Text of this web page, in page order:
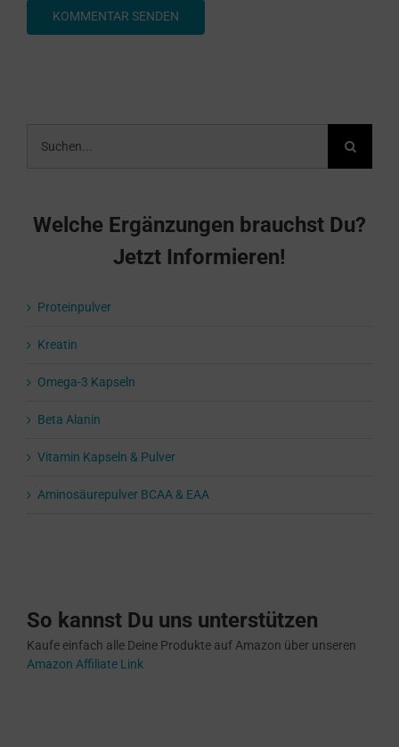
nach:
Welche Ergänzungen brauchst Du?
Jetzt Informieren!
Proteinpulver
Kreatin
Omega-3 Kapseln
Beta Alanin
Vitamin Kapseln & Pulver
Aminosäurepulver BCAA & EAA
So kannst Du uns unterstützen
Kaufe einfach alle Deine Produkte auf Amazon über unseren
Amazon Affiliate Link